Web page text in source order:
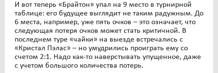
И вот теперь «Брайтон» упал на 9 место в турнирной
таблице: его будущее выглядит не таким радужным. До
6 места, например, уже пять очков – это означает, что
следующая потеря очков может стать критичной. В
последнем туре «чайки» на выезде встречались с
«Кристал Пэлас» – но умудрились проиграть ему со
счетом 2:1. Надо как-то наверстывать упущенное, даже
с учетом большого количества потерь.